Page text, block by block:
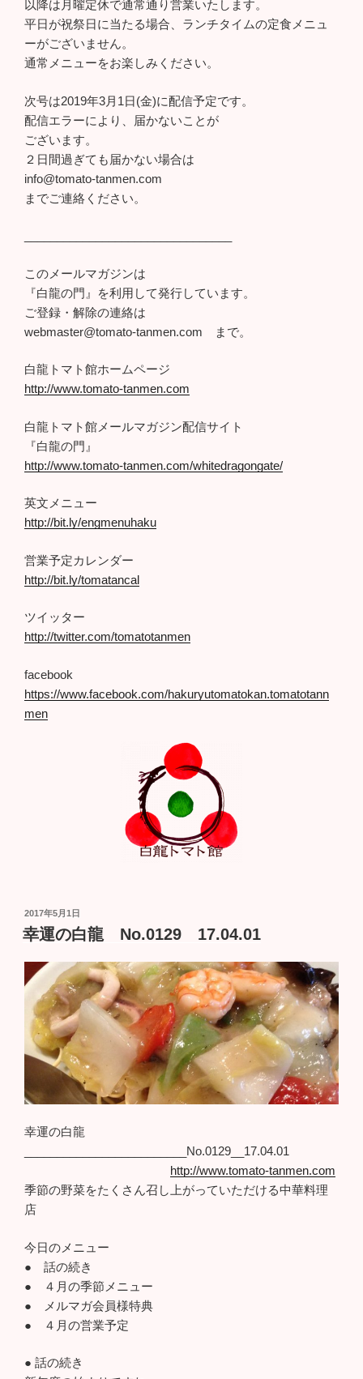
以降は月曜定休で通常通り営業いたします。
平日が祝祭日に当たる場合、ランチタイムの定食メニュ
ーがございません。
通常メニューをお楽しみください。
次号は2019年3月1日(金)に配信予定です。
配信エラーにより、届かないことが
ございます。
２日間過ぎても届かない場合は
info@tomato-tanmen.com
までご連絡ください。
このメールマガジンは
『白龍の門』を利用して発行しています。
ご登録・解除の連絡は
webmaster@tomato-tanmen.com まで。
白龍トマト館ホームページ
http://www.tomato-tanmen.com
白龍トマト館メールマガジン配信サイト
『白龍の門』
http://www.tomato-tanmen.com/whitedragongate/
英文メニュー
http://bit.ly/engmenuhaku
営業予定カレンダー
http://bit.ly/tomatancal
ツイッター
http://twitter.com/tomatotanmen
facebook
https://www.facebook.com/hakuryutomatokan.tomatotann
men
投
稿
日:
2017年5月1日
幸運の白龍 No.0129 17.04.01
幸運の白龍
_________________________No.0129__17.04.01
http://www.tomato-tanmen.com
季節の野菜をたくさん召し上がっていただける中華料理
店
今日のメニュー
● 話の続き
● ４月の季節メニュー
● メルマガ会員様特典
● ４月の営業予定
● 話の続き